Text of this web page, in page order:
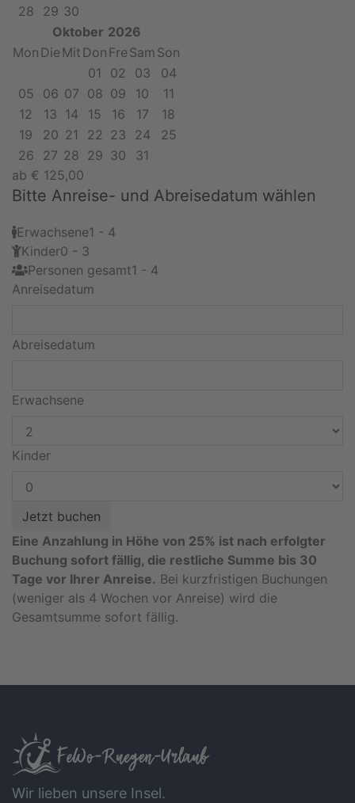
28
29 30
Oktober 2026
Mon DieMit Don FreSam Son
01
02 03
04
05
06 07 08 09 10
11
12
13 14 15 16 17
18
19
20 21 22 23 24
25
26
27 28 29 30
31
ab € 125,00
Bitte Anreise- und Abreisedatum wählen
Erwachsene1 - 4
Kinder0 - 3
Personen gesamt1 - 4
Anreisedatum
Abreisedatum
Erwachsene
Kinder
Eine Anzahlung in Höhe von 25% ist nach erfolgter
Buchung sofort fällig, die restliche Summe bis 30
Tage vor Ihrer Anreise. Bei kurzfristigen Buchungen
(weniger als 4 Wochen vor Anreise) wird die
Gesamtsumme sofort fällig.
Wir lieben unsere Insel.